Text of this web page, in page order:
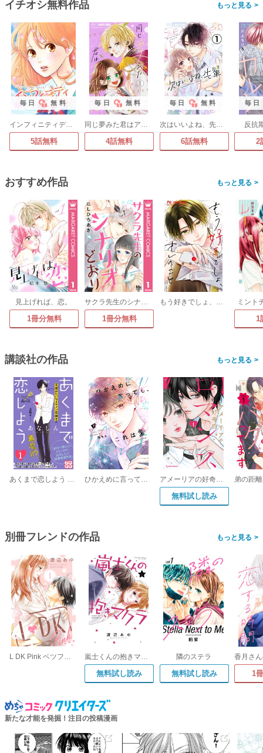
イチオシ無料作品 >
毎日 無料
インフィニティデイズ
5話無料
毎日 無料
同じ夢みた君はアイドル【マイクロ】
4話無料
毎日 無料
次はいいよね、先輩【マイクロ】
6話無料
毎日
反抗
2
おすすめ作品 >
見上げれば、恋。
1冊分無料
サクラ先生のシナリオどおり
1冊分無料
もう好きでしょ、オレのこと ミント
1
講談社の作品 >
あくまで恋しよう プチデザ ひかえめに言っても、これは愛(7) 小冊子付き特装版 アメーリアの好奇的ロマンス
無料試し読み
別冊フレンドの作品 >
L DK Pink ベツフレプチ 嵐士くんの抱きマクラ
無料試し読み
隣のステラ
無料試し読み 1
新たな才能を発掘！注目の投稿漫画